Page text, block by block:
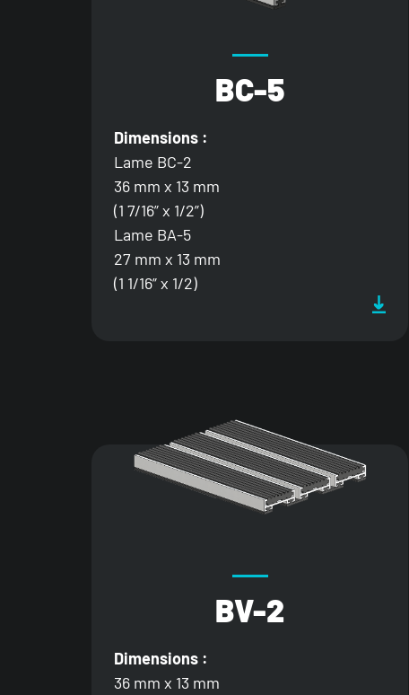
BC-5
Dimensions :
Lame BC-2
36 mm x 13 mm
(1 7/16” x 1/2”)
Lame BA-5
27 mm x 13 mm
(1 1/16” x 1/2)
BV-2
Dimensions :
36 mm x 13 mm